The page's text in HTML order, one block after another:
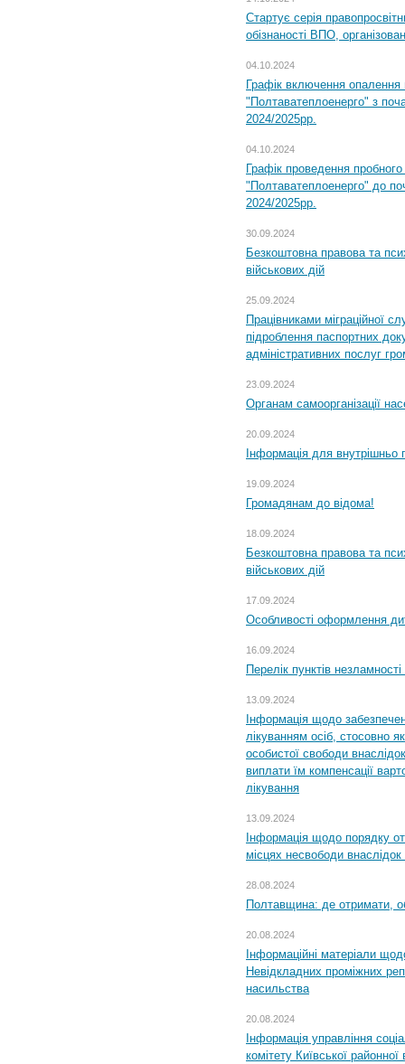
Стартує серія
обізнаності ВПО,
04.10.2024
Графік включення
"Полтаватеплоенерго" з
2024/2025рр.
04.10.2024
Графік проведення
"Полтаватеплоенерго" до
2024/2025рр.
30.09.2024
Безкоштовна правова та
військових дій
25.09.2024
Працівниками міграційної
підроблення паспортних
адміністративних послуг
23.09.2024
Органам самоорганізації
20.09.2024
Інформація для внутрішньо
19.09.2024
Громадянам до відома!
18.09.2024
Безкоштовна правова та
військових дій
17.09.2024
Особливості оформлення
16.09.2024
Перелік пунктів
13.09.2024
Інформація щодо
лікуванням осіб, стосовно
особистої свободи
виплати їм компенсації
лікування
13.09.2024
Інформація щодо порядку
місцях несвободи внаслідок
28.08.2024
Полтавщина: де отримати,
20.08.2024
Інформаційні матеріали
Невідкладних проміжних
насильства
20.08.2024
Інформація управління
комітету Київської